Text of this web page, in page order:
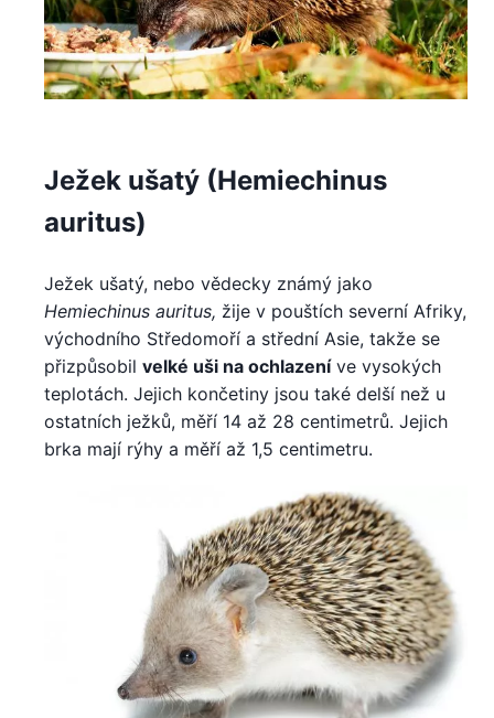
Ježek ušatý (Hemiechinus
auritus)
Ježek ušatý, nebo vědecky známý jako
Hemiechinus auritus, žije v pouštích severní Afriky,
východního Středomoří a střední Asie, takže se
přizpůsobil velké uši na ochlazeníve vysokých
teplotách. Jejich končetiny jsou také delší než u
ostatních ježků, měří 14 až 28 centimetrů. Jejich
brka mají rýhy a měří až 1,5 centimetru.